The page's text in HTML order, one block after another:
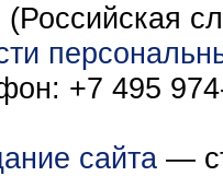
+7 495
сайта —